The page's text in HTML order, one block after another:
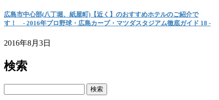
広島市中心部(八丁堀、紙屋町)【近く】のおすすめホテルのご紹介で
す！ ‐ 2016年プロ野球・広島カープ・マツダスタジアム徹底ガイド 18 ‐
2016年8月3日
検索